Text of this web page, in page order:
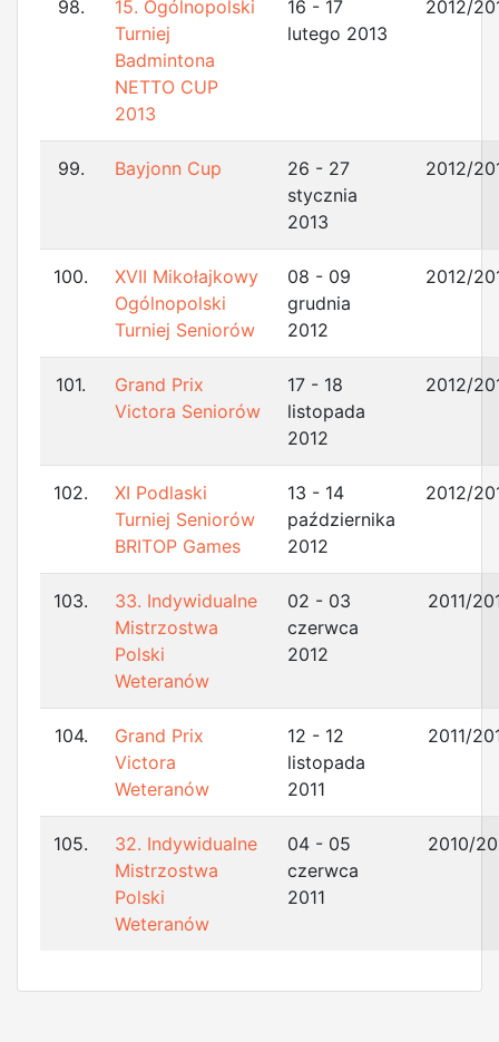
98.
15. Ogólnopolski
Turniej
Badmintona
NETTO CUP
2013
16 - 17
lutego 2013
2012/
99. Bayjonn Cup
26 - 27
stycznia
2013
2012/
100.
XVII Mikołajkowy
Ogólnopolski
Turniej Seniorów
08 - 09
grudnia
2012
2012/
101.
Grand Prix
Victora Seniorów
17 - 18
listopada
2012
2012/
102.
XI Podlaski
Turniej Seniorów
BRITOP Games
13 - 14
października
2012
2012/
103.
33. Indywidualne
Mistrzostwa
Polski
Weteranów
02 - 03
czerwca
2012
2011/
104.
Grand Prix
Victora
Weteranów
12 - 12
listopada
2011
2011/
105.
32. Indywidualne
Mistrzostwa
Polski
Weteranów
04 - 05
czerwca
2011
2010/